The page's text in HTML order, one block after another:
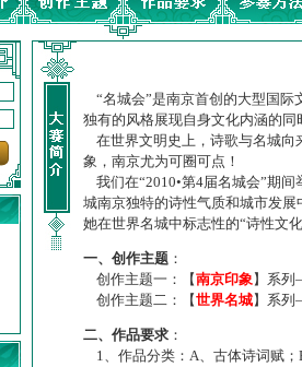
“名城会”是南京首创的大型国际
独有的风格展现自身文化内涵的
在世界文明史上，诗歌与名城向
象，南京尤为可圈可点！
我们在“2010•第4届名城会”期
城南京独特的诗性气质和城市发
她在世界名城中标志性的“诗性文
一、创作主题 ：
创作主题一：【南京印象】系
创作主题二：【世界名城】系
二、作品要求 ：
1、作品分类：A、古体诗词赋；